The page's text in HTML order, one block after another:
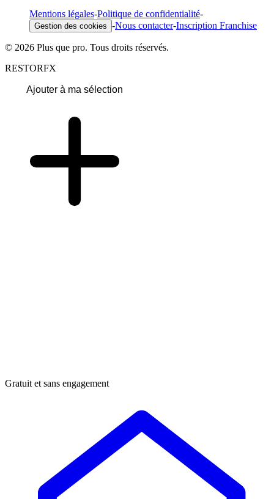
Mentions légales-Politique de confidentialité-
Gestion des cookies -Nous contacter-Inscription Franchise
© 2026 Plus que pro. Tous droits réservés.
RESTORFX
Ajouter à ma sélection
Gratuit et sans engagement